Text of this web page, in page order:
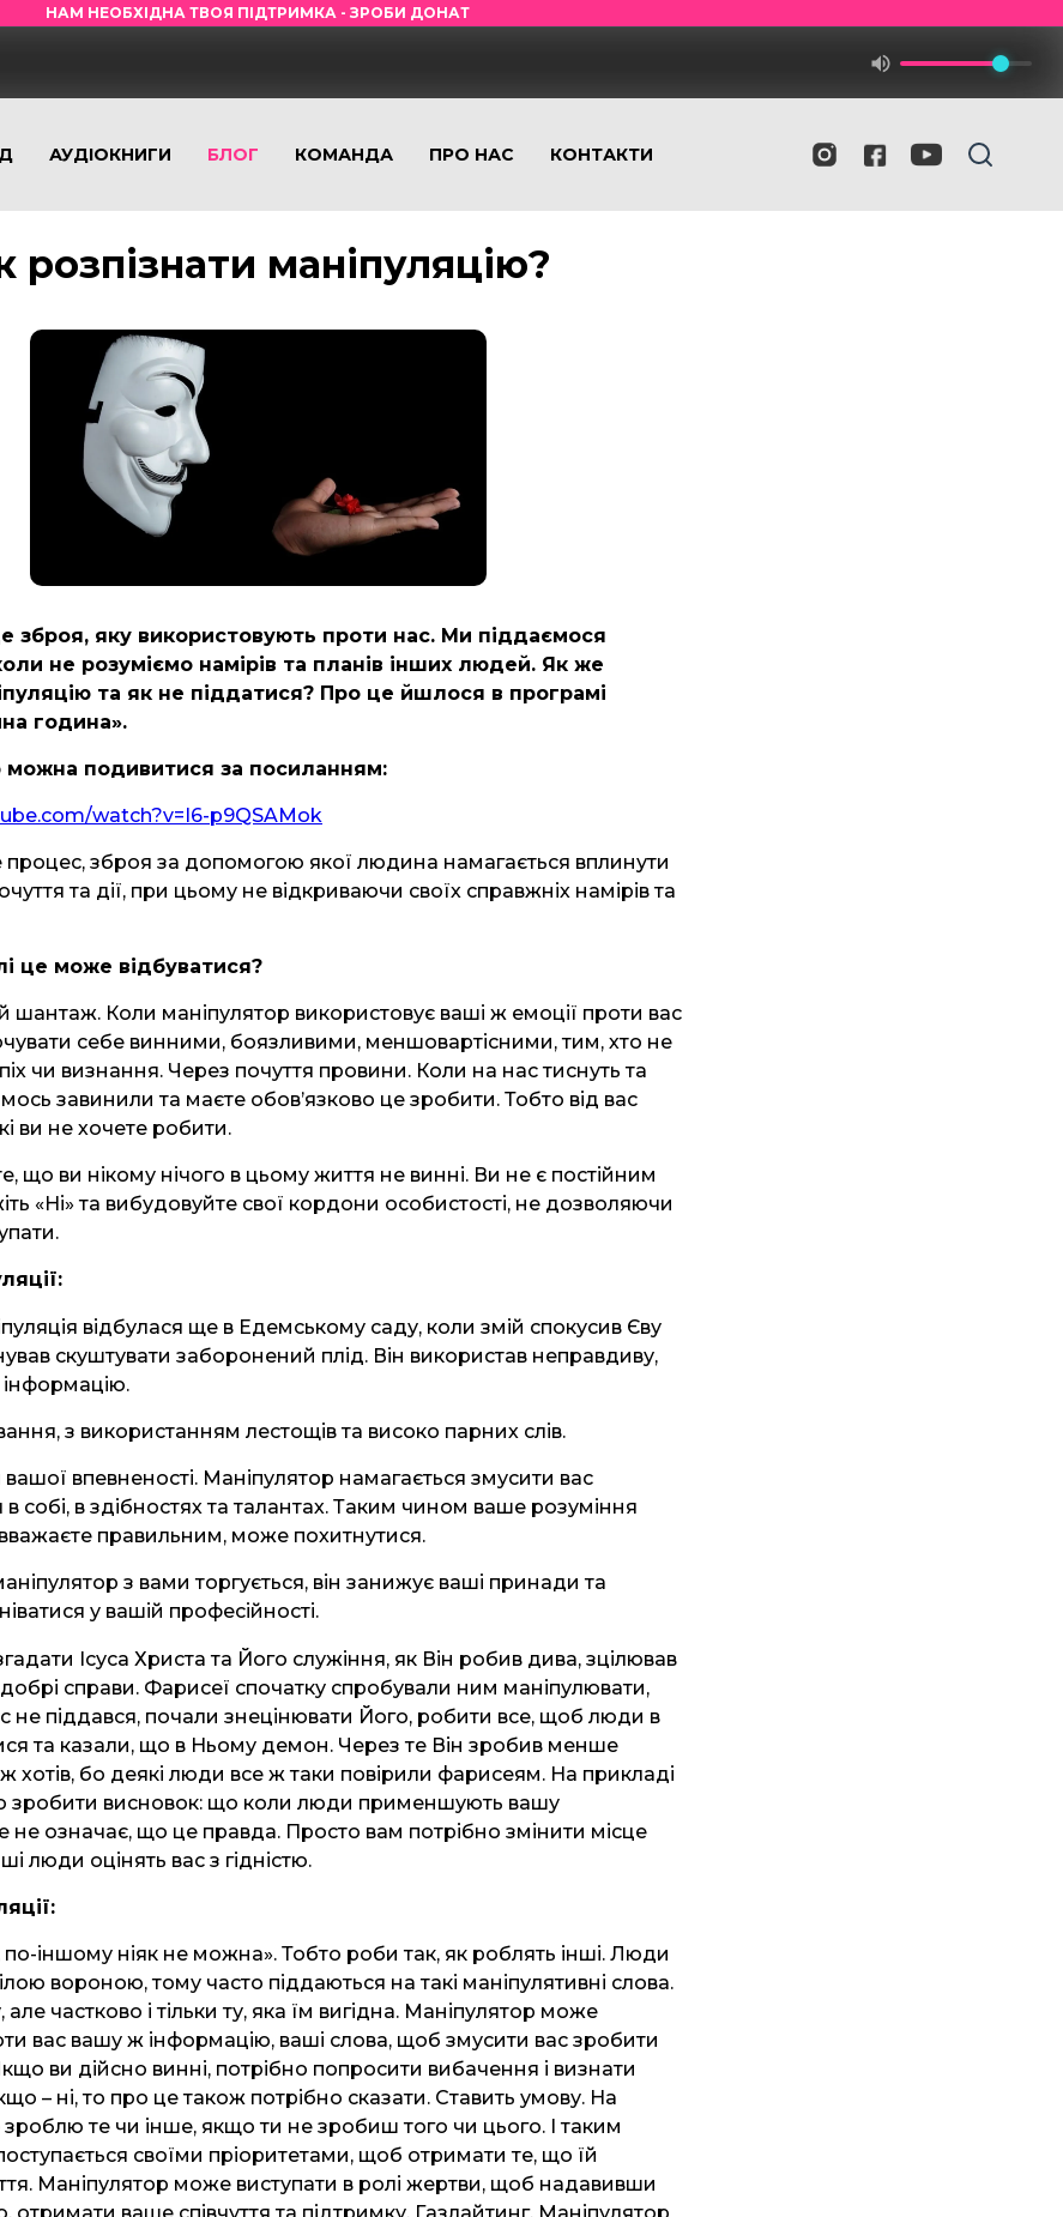
НАМ НЕОБХІДНА ТВОЯ ПІДТРИМКА - ЗРОБИ ДОНАТ
АУДІОКНИГИ БЛОГ КОМАНДА ПРО НАС КОНТАКТИ
розпізнати маніпуляцію?
зброя, яку використовують проти нас. Ми піддаємося
не розуміємо намірів та планів інших людей. Як же
та як не піддатися? Про це йшлося в програмі
година».
можна подивитися за посиланням:
watch?v=I6-p9QSAMok
процес, зброя за допомогою якої людина намагається вплинути
та дії, при цьому не відкриваючи своїх справжніх намірів та
це може відбуватися?
шантаж. Коли маніпулятор використовує ваші ж емоції проти вас
себе винними, боязливими, меншовартісними, тим, хто не
чи визнання. Через почуття провини. Коли на нас тиснуть та
завинили та маєте обов’язково це зробити. Тобто від вас
ви не хочете робити.
що ви нікому нічого в цьому життя не винні. Ви не є постійним
«Ні» та вибудовуйте свої кордони особистості, не дозволяючи
відбулася ще в Едемському саду, коли змій спокусив Єву
скуштувати заборонений плід. Він використав неправдиву,
з використанням лестощів та високо парних слів.
впевненості. Маніпулятор намагається змусити вас
в собі, в здібностях та талантах. Таким чином ваше розуміння
правильним, може похитнутися.
з вами торгується, він занижує ваші принади та
у вашій професійності.
Ісуса Христа та Його служіння, як Він робив дива, зцілював
справи. Фарисеї спочатку спробували ним маніпулювати,
не піддався, почали знецінювати Його, робити все, щоб люди в
та казали, що в Ньому демон. Через те Він зробив менше
хотів, бо деякі люди все ж таки повірили фарисеям. На прикладі
зробити висновок: що коли люди применшують вашу
не означає, що це правда. Просто вам потрібно змінити місце
люди оцінять вас з гідністю.
по-іншому ніяк не можна». Тобто роби так, як роблять інші. Люди
вороною, тому часто піддаються на такі маніпулятивні слова.
але частково і тільки ту, яка їм вигідна. Маніпулятор може
вас вашу ж інформацію, ваші слова, щоб змусити вас зробити
ви дійсно винні, потрібно попросити вибачення і визнати
– ні, то про це також потрібно сказати. Ставить умову. На
зроблю те чи інше, якщо ти не зробиш того чи цього. І таким
своїми пріоритетами, щоб отримати те, що їй
Маніпулятор може виступати в ролі жертви, щоб надавивши